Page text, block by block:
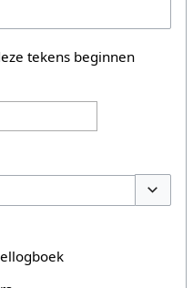
tekens beginnen